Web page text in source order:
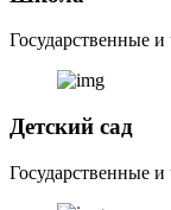
Государственные
Детский сад
Государственные